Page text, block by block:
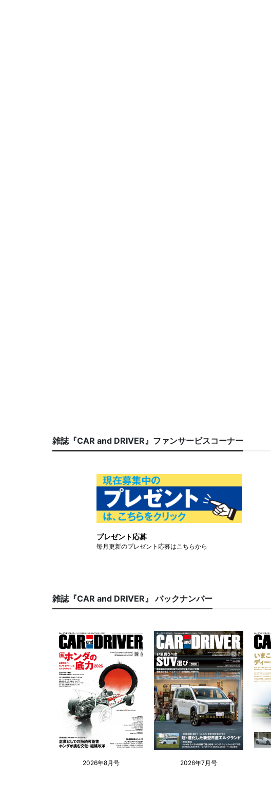
雑誌『CAR and DRIVER』ファンサービスコーナー
プレゼント応募
毎月更新のプレゼント応募はこちらから
雑誌『CAR and DRIVER』 バックナンバー
2026年8月号 2026年7月号